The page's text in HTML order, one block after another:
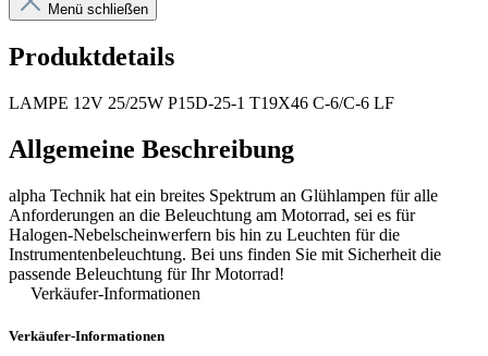
Menü schließen
Produktdetails
LAMPE 12V 25/25W P15D-25-1 T19X46 C-6/C-6 LF
Allgemeine Beschreibung
alpha Technik hat ein breites Spektrum an Glühlampen für alle
Anforderungen an die Beleuchtung am Motorrad, sei es für
Halogen-Nebelscheinwerfern bis hin zu Leuchten für die
Instrumentenbeleuchtung. Bei uns finden Sie mit Sicherheit die
passende Beleuchtung für Ihr Motorrad!
Verkäufer-Informationen
Verkäufer-Informationen